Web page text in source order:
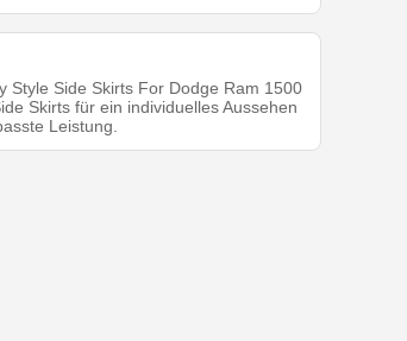
Style Side Skirts For Dodge Ram 1500
Skirts für ein individuelles Aussehen
Leistung.